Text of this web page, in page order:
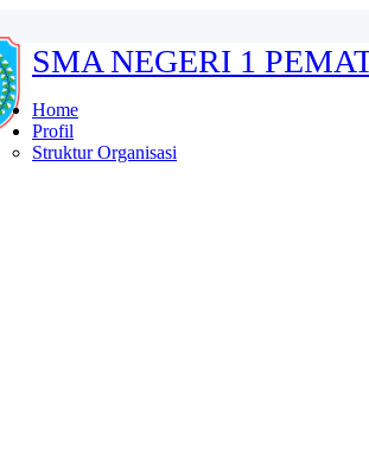
SMA NEGERI 1
Home
Profil
Struktur Organisasi